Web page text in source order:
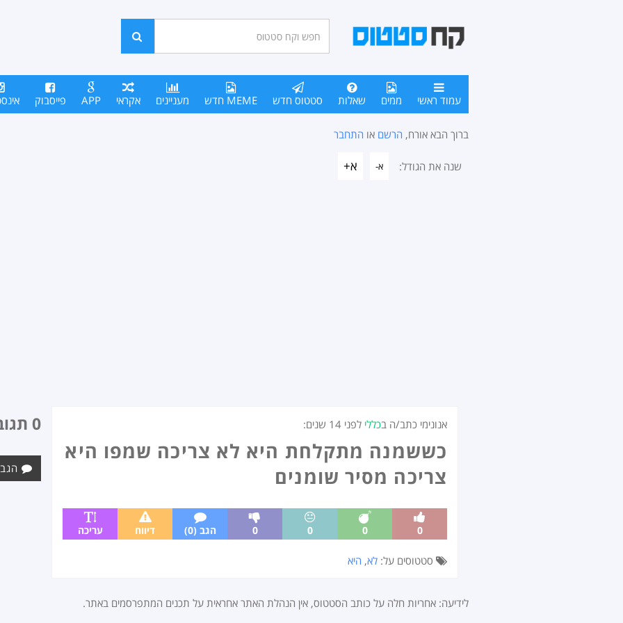
סטטוסים
חפש
עמוד ראשי ממים שאלות סטטוס חדש MEME חדש מעניינים אקראי APP פייסבוק
ברוך הבא אורח, הרשם או התחבר
שנה את הגודל: א- א+
אנונימי כתב/ה בכללי לפני 14 שנים :
כששמנה מתקלחת היא לא צריכה שמפו היא
צריכה מסיר שומנים
0
0
0
0 הגב (0) דיווח עריכה
סטטוסים על: לא, היא
0 תגובות
לידיעה: אחריות חלה על כותב הסטטוס, אין הנהלת האתר אחראית על תכנים המתפרסמים באתר.